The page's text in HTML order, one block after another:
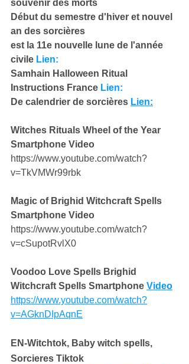
souvenir des morts
Début du semestre d'hiver et nouvel
an des sorcières
est la 11e nouvelle lune de l'année
civile Lien:
Samhain Halloween Ritual
Instructions France Lien:
De calendrier de sorcières Lien:
Witches Rituals Wheel of the Year
Smartphone Video
https://www.youtube.com/watch?
v=TkVMWr99rbk
Magic of Brighid Witchcraft Spells
Smartphone Video
https://www.youtube.com/watch?
v=cSupotRvlX0
Voodoo Love Spells Brighid
Witchcraft Spells Smartphone Video
https://www.youtube.com/watch?
v=AGknDIpAqnE
EN-Witchtok, Baby witch spells,
Sorcieres Tiktok